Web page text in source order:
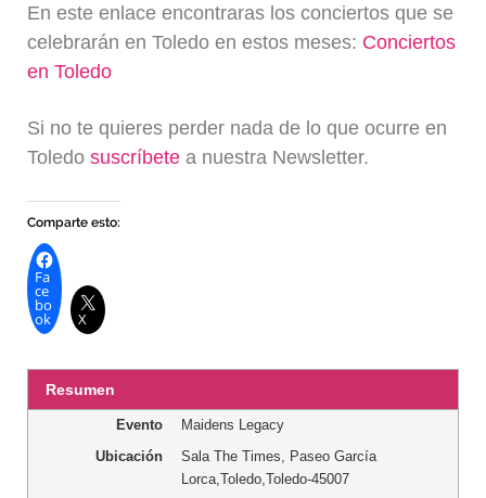
En este enlace encontraras los conciertos que se
celebrarán en Toledo en estos meses: Conciertos
en Toledo
Si no te quieres perder nada de lo que ocurre en
Toledosuscríbete a nuestra Newsletter.
Comparte esto:
Fa
ce
bo
ok X
Resumen
Evento
Maidens Legacy
Ubicación
Sala The Times, Paseo García
Lorca,Toledo,Toledo-45007